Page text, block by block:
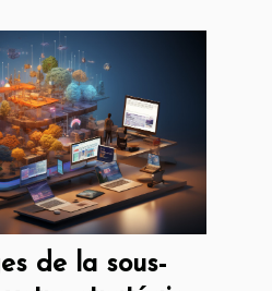
de la sous-